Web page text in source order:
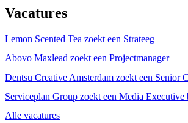
Vacatures
Lemon Scented Tea zoekt een Strateeg
Abovo Maxlead zoekt een Projectmanager
Dentsu Creative Amsterdam zoekt een Senior
Serviceplan Group zoekt een Media
Alle vacatures